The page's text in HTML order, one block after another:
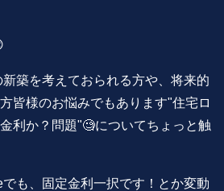
築を考えておられる方や、将来的
皆様のお悩みでもあります"住宅ロ
利か？問題"🧐についてちょっと触
も、固定金利一択です！とか変動